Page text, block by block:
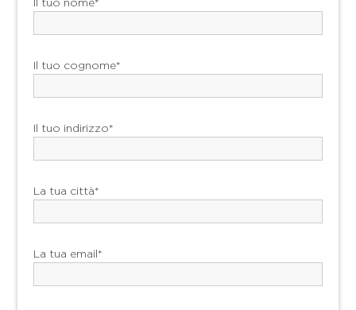
Il tuo nome*
Il tuo cognome*
Il tuo indirizzo*
La tua città*
La tua email*